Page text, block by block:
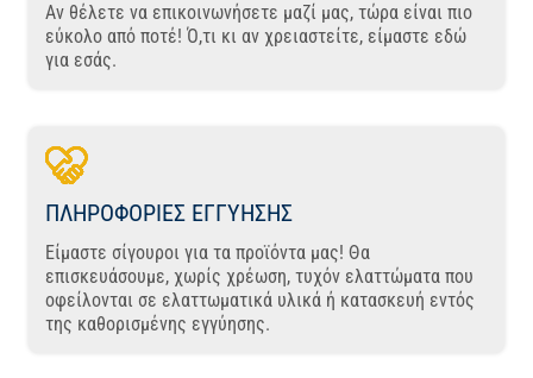
Αν θέλετε να επικοινωνήσετε μαζί μας, τώρα είναι πιο
εύκολο από ποτέ! Ό,τι κι αν χρειαστείτε, είμαστε εδώ
για εσάς.
ΠΛΗΡΟΦΟΡΙΕΣ ΕΓΓΥΗΣΗΣ
Είμαστε σίγουροι για τα προϊόντα μας! Θα
επισκευάσουμε, χωρίς χρέωση, τυχόν ελαττώματα που
οφείλονται σε ελαττωματικά υλικά ή κατασκευή εντός
της καθορισμένης εγγύησης.